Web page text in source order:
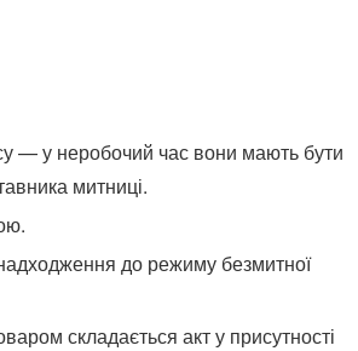
— у неробочий час вони мають бути
митниці.
до режиму безмитної
складається акт у присутності